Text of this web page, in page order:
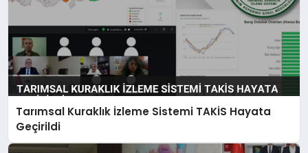
Tarımsal Kuraklık İzleme Sistemi TAKİS Hayata
Geçirildi